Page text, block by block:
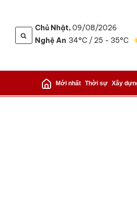
Chủ Nhật, 09/08/2026
Nghệ An 34°C / 25 - 35°C
Mới nhất Thời sự Xây